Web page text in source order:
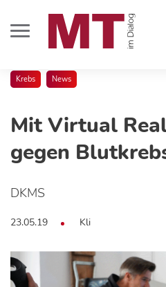
Krebs News
Mit Virtual
gegen
DKMS
23.05.19 Kli